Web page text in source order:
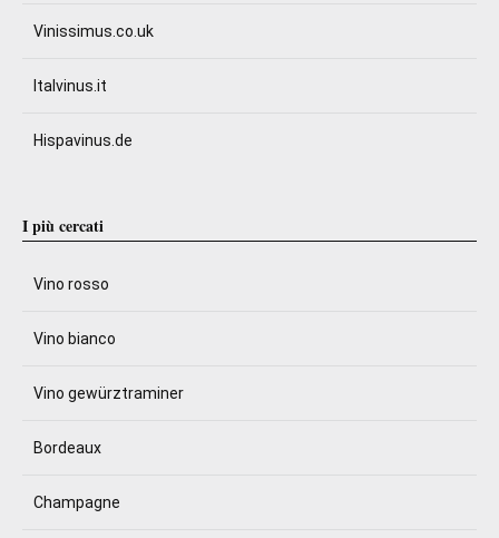
Vinissimus.co.uk
Italvinus.it
Hispavinus.de
I più cercati
Vino rosso
Vino bianco
Vino gewürztraminer
Bordeaux
Champagne